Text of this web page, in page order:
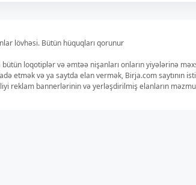
lövhəsi. Bütün hüquqları qorunur
bütün loqotiplər və əmtəə nişanları onların yiyələrinə
etmək və ya saytda elan vermək, Birja.com saytının
reklam bannerlərinin və yerləşdirilmiş elanların